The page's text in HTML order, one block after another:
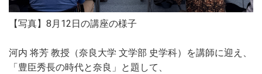
【写真】8月12日の講座の様子
河内 将芳 教授（奈良大学 文学部 史学科）を講師に迎え、
「豊臣秀長の時代と奈良」と題して、